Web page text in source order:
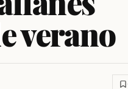
verano